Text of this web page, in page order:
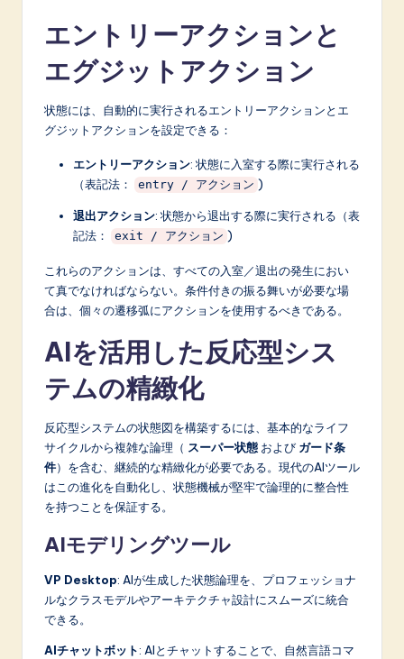
エントリーアクションと
エグジットアクション
状態には、自動的に実行されるエントリーアクションとエ
グジットアクションを設定できる：
エントリーアクション: 状態に入室する際に実行される
（表記法：
entry / アクション )
退出アクション: 状態から退出する際に実行される（表
記法：
exit / アクション )
これらのアクションは、すべての入室／退出の発生におい
て真でなければならない。条件付きの振る舞いが必要な場
合は、個々の遷移弧にアクションを使用するべきである。
AIを活用した反応型シス
テムの精緻化
反応型システムの状態図を構築するには、基本的なライフ
サイクルから複雑な論理（ スーパー状態 および ガード条
件）を含む、継続的な精緻化が必要である。現代のAIツール
はこの進化を自動化し、状態機械が堅牢で論理的に整合性
を持つことを保証する。
AIモデリングツール
VP Desktop: AIが生成した状態論理を、プロフェッショナ
ルなクラスモデルやアーキテクチャ設計にスムーズに統合
できる。
AIチャットボット: AIとチャットすることで、自然言語コマ